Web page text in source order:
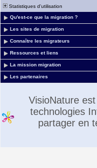
Statistiques d'utilisation
Qu'est-ce que la migration ?
Les sites de migration
Connaître les migrateurs
Ressources et liens
La mission migration
Les partenaires
VisioNature
technologies
partager en